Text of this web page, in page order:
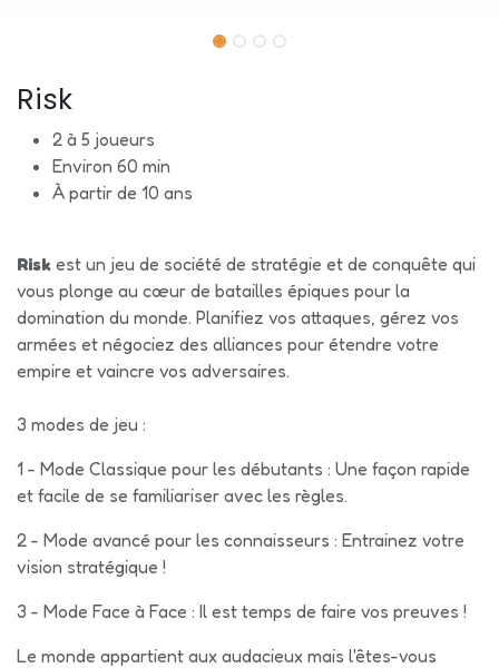
Risk
2 à 5 joueurs
Environ 60 min
À partir de 10 ans
Risk est un jeu de société de stratégie et de conquête qui
vous plonge au cœur de batailles épiques pour la
domination du monde. Planifiez vos attaques, gérez vos
armées et négociez des alliances pour étendre votre
empire et vaincre vos adversaires.
3 modes de jeu :
1 - Mode Classique pour les débutants : Une façon rapide
et facile de se familiariser avec les règles.
2 - Mode avancé pour les connaisseurs : Entrainez votre
vision stratégique !
3 - Mode Face à Face : Il est temps de faire vos preuves !
Le monde appartient aux audacieux mais l'êtes-vous